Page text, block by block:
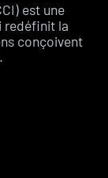
est une
redéfinit la
conçoivent